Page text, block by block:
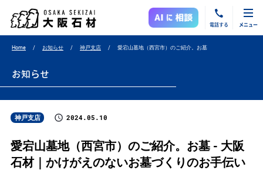
電話する メニュー
Home お知らせ 神戸支店 愛宕山墓地（西宮市）のご紹介。お墓
お知らせ
神戸支店 2024.05.10
愛宕山墓地（西宮市）のご紹介。お墓 - 大阪
石材｜かけがえのないお墓づくりのお手伝い